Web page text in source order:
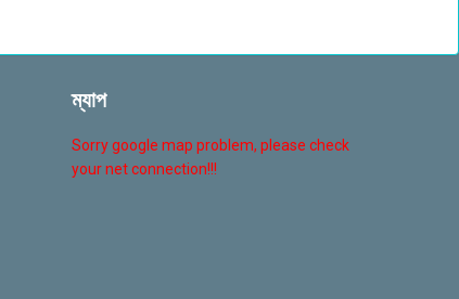
ম্যাপ
Sorry google map problem, please check
your net connection!!!